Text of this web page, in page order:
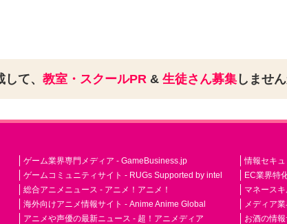
て、 教室・スクールPR& 生徒さん募集しませ
ゲーム業界専門メディア - GameBusiness.jp
ゲームコミュニティサイト - RUGs Supported by intel
総合アニメニュース - アニメ！アニメ！
海外向けアニメ情報サイト - Anime Anime Global
アニメや声優の最新ニュース - 超！アニメディア
情報セキ
EC業界特
マネース
メディア
お酒の情